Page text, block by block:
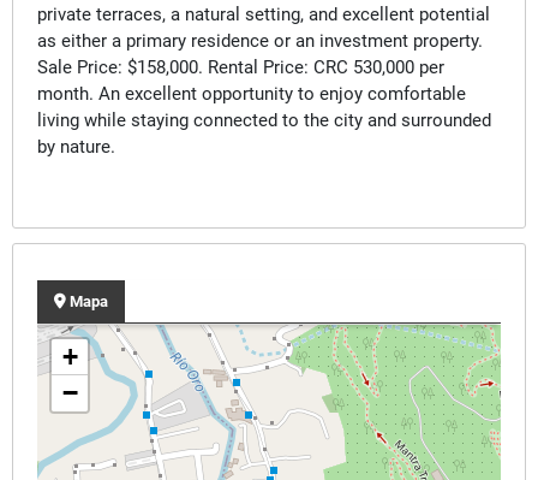
private terraces, a natural setting, and excellent potential
as either a primary residence or an investment property.
Sale Price: $158,000. Rental Price: CRC 530,000 per
month. An excellent opportunity to enjoy comfortable
living while staying connected to the city and surrounded
by nature.
Mapa
+
−